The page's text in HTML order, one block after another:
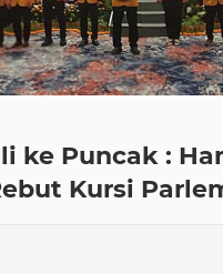
ke Puncak :
Kursi